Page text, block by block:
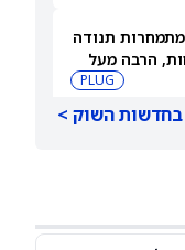
תנודה
הרבה מעל
PLUG
מהללת
בחדשות השוק >